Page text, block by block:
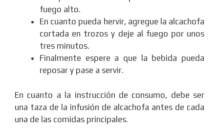
fuego alto.
En cuanto pueda hervir, agregue la alcachofa
cortada en trozos y deje al fuego por unos
tres minutos.
Finalmente espere a que la bebida pueda
reposar y pase a servir.
En cuanto a la instrucción de consumo, debe ser
una taza de la infusión de alcachofa antes de cada
una de las comidas principales.